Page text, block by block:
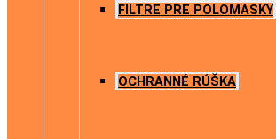
FILTRE PRE POLOMASKY
OCHRANNÉ RÚŠKA